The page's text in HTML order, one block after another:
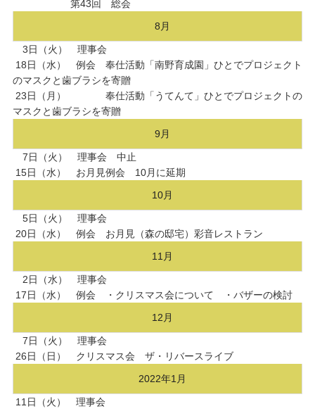
第43回 総会
8月
3日（火） 理事会
18日（水） 例会 奉仕活動「南野育成園」ひとでプロジェクト
のマスクと歯ブラシを寄贈
23日（月） 奉仕活動「うてんて」ひとでプロジェクトの
マスクと歯ブラシを寄贈
9月
7日（火） 理事会 中止
15日（水） お月見例会 10月に延期
10月
5日（火） 理事会
20日（水） 例会 お月見（森の邸宅）彩音レストラン
11月
2日（水） 理事会
17日（水） 例会 ・クリスマス会について ・バザーの検討
12月
7日（火） 理事会
26日（日） クリスマス会 ザ・リバースライブ
2022年1月
11日（火） 理事会